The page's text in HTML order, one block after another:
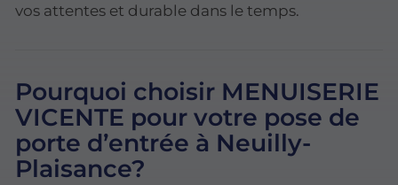
vos attentes et durable dans le temps.
Pourquoi choisir MENUISERIE
VICENTE pour votre pose de
porte d’entrée à Neuilly-
Plaisance?